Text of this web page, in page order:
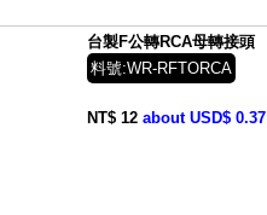
台製F公轉RCA母轉接頭
料號:WR-RFTORCA
NT$ 12 about USD$ 0.37